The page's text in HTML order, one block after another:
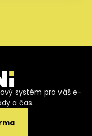
systém pro váš e-
a čas.